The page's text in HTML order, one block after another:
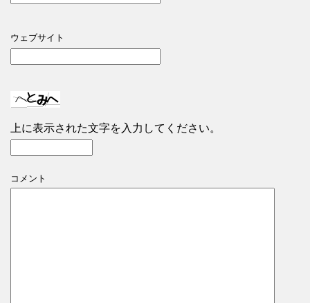
ウェブサイト
上に表示された文字を入力してください。
コメント